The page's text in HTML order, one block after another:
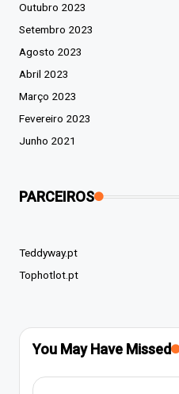
Outubro 2023
Setembro 2023
Agosto 2023
Abril 2023
Março 2023
Fevereiro 2023
Junho 2021
PARCEIROS
Teddyway.pt
Tophotlot.pt
You May Have Missed